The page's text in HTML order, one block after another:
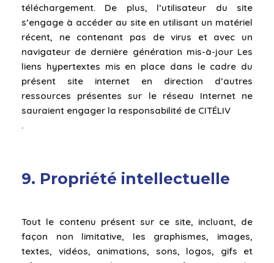
téléchargement. De plus, l’utilisateur du site
s’engage à accéder au site en utilisant un matériel
récent, ne contenant pas de virus et avec un
navigateur de dernière génération mis-à-jour Les
liens hypertextes mis en place dans le cadre du
présent site internet en direction d’autres
ressources présentes sur le réseau Internet ne
sauraient engager la responsabilité de CITÉLIV
.
9. Propriété intellectuelle
Tout le contenu présent sur ce site, incluant, de
façon non limitative, les graphismes, images,
textes, vidéos, animations, sons, logos, gifs et